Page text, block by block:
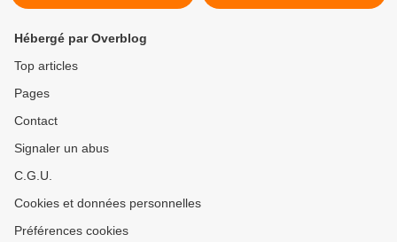
Hébergé par Overblog
Top articles
Pages
Contact
Signaler un abus
C.G.U.
Cookies et données personnelles
Préférences cookies